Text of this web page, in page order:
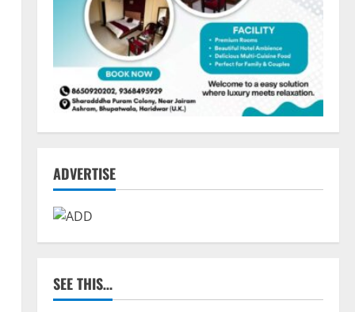
ADVERTISE
SEE THIS…